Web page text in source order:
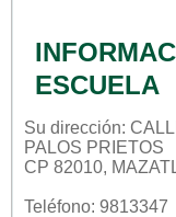
ESCUELA
Su dirección:
PALOS PRIETOS
CP 82010,
Teléfono: 9813347